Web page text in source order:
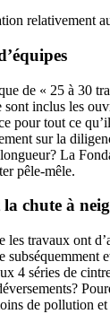
relativement
de « 25 à 30
sont inclus les
pour tout ce
sur la
La
pêle-mêle.
la chute à
travaux ont
4 séries de
de pollution